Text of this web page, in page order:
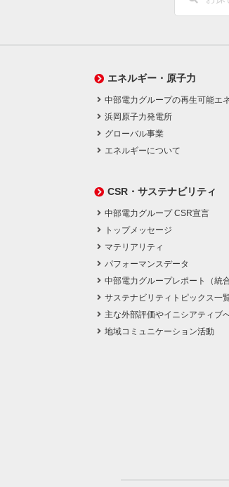
エネルギー・原子力
中部電力グループの再生可能エ
浜岡原子力発電所
グローバル事業
エネルギーについて
CSR・サステナビリティ
中部電力グループ CSR宣言
トップメッセージ
マテリアリティ
パフォーマンスデータ
中部電力グループレポート（統
サステナビリティトピックス一
主な外部評価やイニシアティブ
地域コミュニケーション活動